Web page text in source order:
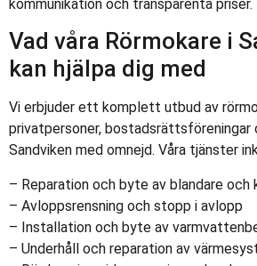
kommunikation och transparenta priser.
Vad våra Rörmokare i
kan hjälpa dig med
Vi erbjuder ett komplett utbud av
privatpersoner, bostadsrättsföreningar
Sandviken med omnejd. Våra tjänster
– Reparation och byte av blandare och
– Avloppsrensning och stopp i avlopp
– Installation och byte av
– Underhåll och reparation av